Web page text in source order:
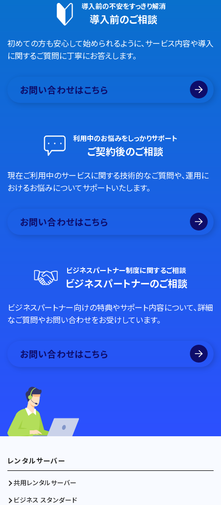
導入前の不安をすっきり解消
導入前のご相談
初めての方も安心して始められるように、サービス内容や導入
に関するご質問に丁寧にお答えします。
お問い合わせはこちら
利用中のお悩みをしっかりサポート
ご契約後のご相談
現在ご利用中のサービスに関する技術的なご質問や、運用に
おけるお悩みについてサポートいたします。
お問い合わせはこちら
ビジネスパートナー制度に関するご相談
ビジネスパートナーのご相談
ビジネスパートナー向けの特典やサポート内容について、詳細
なご質問やお問い合わせをお受けしています。
お問い合わせはこちら
レンタルサーバー
共用レンタルサーバー
ビジネス スタンダード